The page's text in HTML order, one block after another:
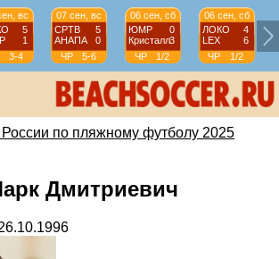
вс
5
1
3-4
07 сен, вс
СРТВ
5
АНАПА
0
ЧР
5-6
06 сен, сб
ЮМР
0
Кристалл3
ЧР
1/2
06 сен, сб
ЛОКО
4
LEX
6
ЧР
1/2
по пляжному футболу 2025
Дмитриевич